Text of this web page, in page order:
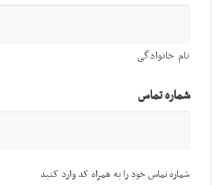
نام خانوادگی
شماره تماس
شماره تماس خود را به همراه کد وارد کنید